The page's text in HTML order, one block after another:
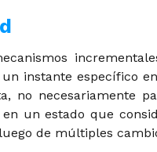
instante específico
no necesariamente
un estado que
de múltiples